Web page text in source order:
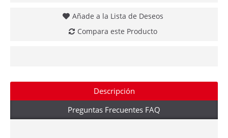
Añade a la Lista de Deseos
Compara este Producto
Descripción
Preguntas Frecuentes FAQ